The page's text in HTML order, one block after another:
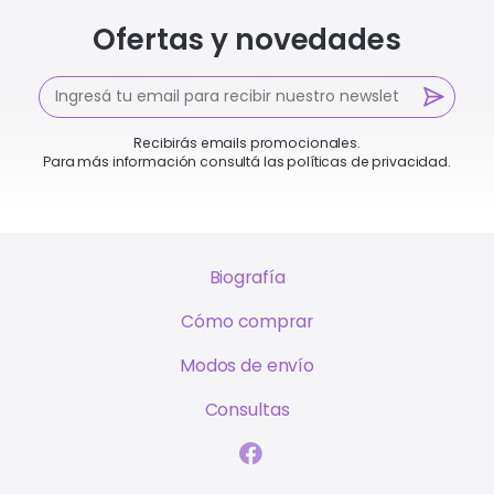
Ofertas y novedades
Recibirás emails promocionales.
Para más información consultá las políticas de privacidad.
Biografía
Cómo comprar
Modos de envío
Consultas